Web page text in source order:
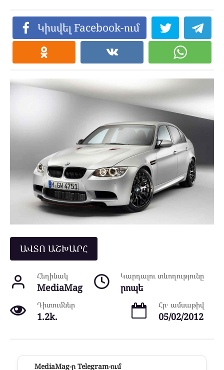
Կիսվել Facebook-ում
ԱՎՏՈ ԱՇԽԱՐՀ
Հեղինակ
MediaMag
Կարդալու տևողությունը
րոպե
Դիտումներ
1.2k.
Հր․ ամսաթիվ
05/02/2012
MediaMag-ը Telegram-ում